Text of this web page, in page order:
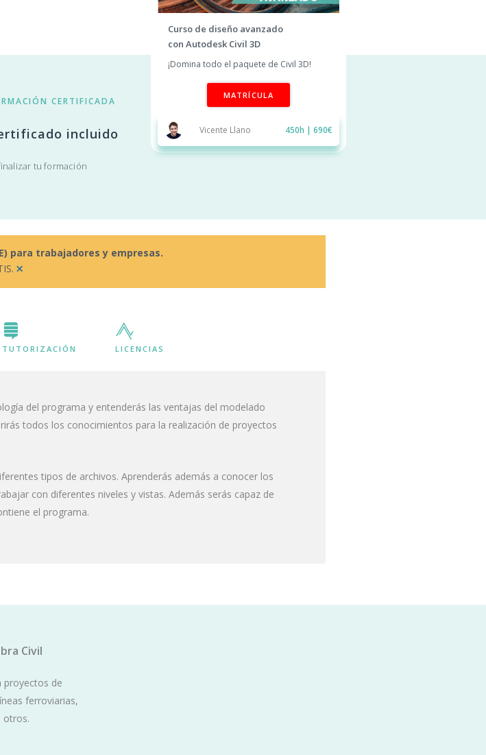
CERTIFICADA
incluido
tu formación
Curso de diseño avanzado
con Autodesk Civil 3D
¡Domina todo el paquete de Civil 3D!
MATRÍCULA
Vicente Llano 450h | 690€
para trabajadores y empresas.
×
TUTORIZACIÓN LICENCIAS
del programa y entenderás las ventajas del modelado
todos los conocimientos para la realización de proyectos
tipos de archivos. Aprenderás además a conocer los
con diferentes niveles y vistas. Además serás capaz de
el programa.
Civil
proyectos de
ferroviarias,
otros.